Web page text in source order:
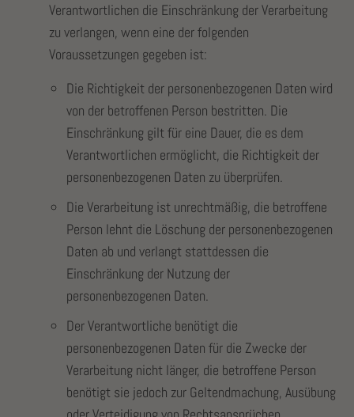
Verantwortlichen die Einschränkung der Verarbeitung
zu verlangen, wenn eine der folgenden
Voraussetzungen gegeben ist:
Die Richtigkeit der personenbezogenen Daten wird
von der betroffenen Person bestritten. Die
Einschränkung gilt für eine Dauer, die es dem
Verantwortlichen ermöglicht, die Richtigkeit der
personenbezogenen Daten zu überprüfen.
Die Verarbeitung ist unrechtmäßig, die betroffene
Person lehnt die Löschung der personenbezogenen
Daten ab und verlangt stattdessen die
Einschränkung der Nutzung der
personenbezogenen Daten.
Der Verantwortliche benötigt die
personenbezogenen Daten für die Zwecke der
Verarbeitung nicht länger, die betroffene Person
benötigt sie jedoch zur Geltendmachung, Ausübung